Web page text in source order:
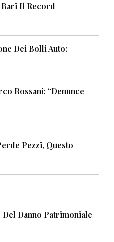
Bari Il Record
Dei Bolli Auto:
Rossani: “Denunce
Pezzi, Questo
Danno Patrimoniale